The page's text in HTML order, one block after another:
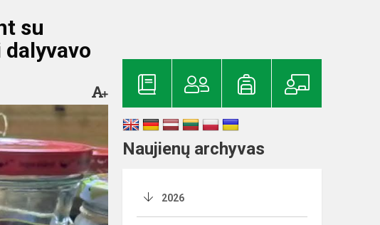
su
Naujienų archyvas
2026